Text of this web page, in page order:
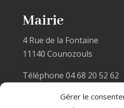
Gérer le
Mairie
4 Rue de la Fontaine
11140 Counozouls
Téléphone 04 68 20 52 62